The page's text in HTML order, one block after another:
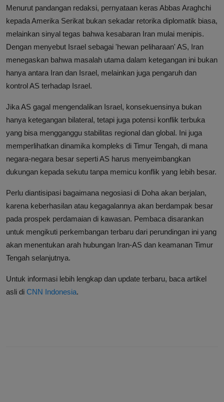
Menurut pandangan redaksi, pernyataan keras Abbas Araghchi
kepada Amerika Serikat bukan sekadar retorika diplomatik biasa,
melainkan sinyal tegas bahwa kesabaran Iran mulai menipis.
Dengan menyebut Israel sebagai 'hewan peliharaan' AS, Iran
menegaskan bahwa masalah utama dalam ketegangan ini bukan
hanya antara Iran dan Israel, melainkan juga pengaruh dan
kontrol AS terhadap Israel.
Jika AS gagal mengendalikan Israel, konsekuensinya bukan
hanya ketegangan bilateral, tetapi juga potensi konflik terbuka
yang bisa mengganggu stabilitas regional dan global. Ini juga
memperlihatkan dinamika kompleks di Timur Tengah, di mana
negara-negara besar seperti AS harus menyeimbangkan
dukungan kepada sekutu tanpa memicu konflik yang lebih besar.
Perlu diantisipasi bagaimana negosiasi di Doha akan berjalan,
karena keberhasilan atau kegagalannya akan berdampak besar
pada prospek perdamaian di kawasan. Pembaca disarankan
untuk mengikuti perkembangan terbaru dari perundingan ini yang
akan menentukan arah hubungan Iran-AS dan keamanan Timur
Tengah selanjutnya.
Untuk informasi lebih lengkap dan update terbaru, baca artikel
asli di CNN Indonesia.